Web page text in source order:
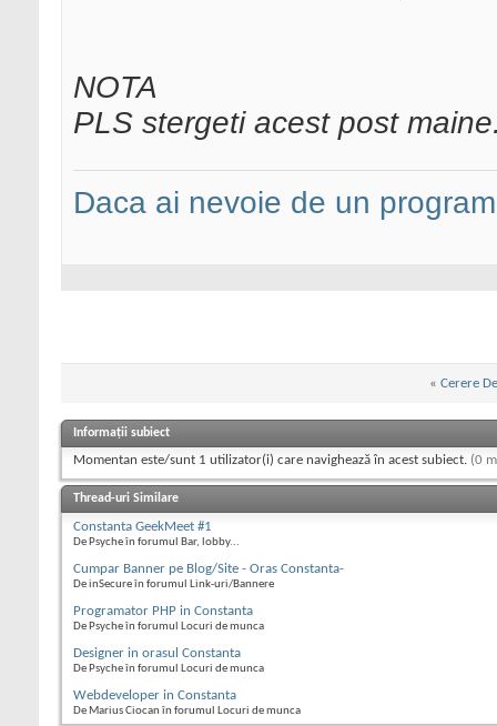
NOTA
PLS stergeti acest post
Daca ai nevoie de un
« Cerere
Informații subiect
Momentan este/sunt 1 utilizator(i) care navighează în acest subiect. (0
Thread-uri Similare
Constanta GeekMeet #1
De Psyche în forumul Bar, lobby...
Cumpar Banner pe Blog/Site - Oras Constanta-
De inSecure în forumul Link-uri/Bannere
Programator PHP in Constanta
De Psyche în forumul Locuri de munca
Designer in orasul Constanta
De Psyche în forumul Locuri de munca
Webdeveloper in Constanta
De Marius Ciocan în forumul Locuri de munca